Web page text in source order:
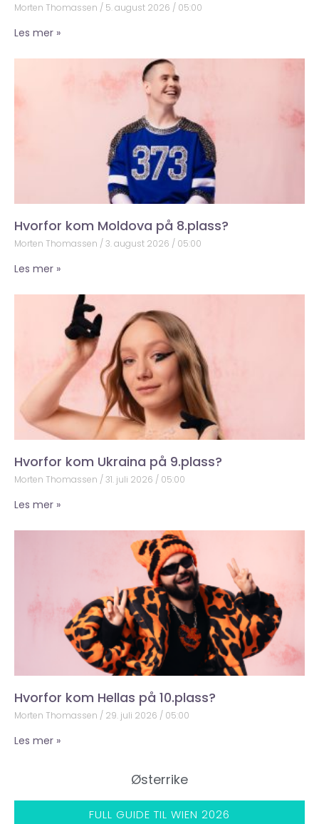
Morten Thomassen 5. august 2026 05:00
Les mer »
Hvorfor kom Moldova på 8.plass?
Morten Thomassen 3. august 2026 05:00
Les mer »
Hvorfor kom Ukraina på 9.plass?
Morten Thomassen 31. juli 2026 05:00
Les mer »
Hvorfor kom Hellas på 10.plass?
Morten Thomassen 29. juli 2026 05:00
Les mer »
Østerrike
FULL GUIDE TIL WIEN 2026